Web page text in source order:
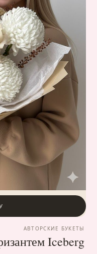
АВТОРСКИЕ БУКЕТЫ
Iceberg